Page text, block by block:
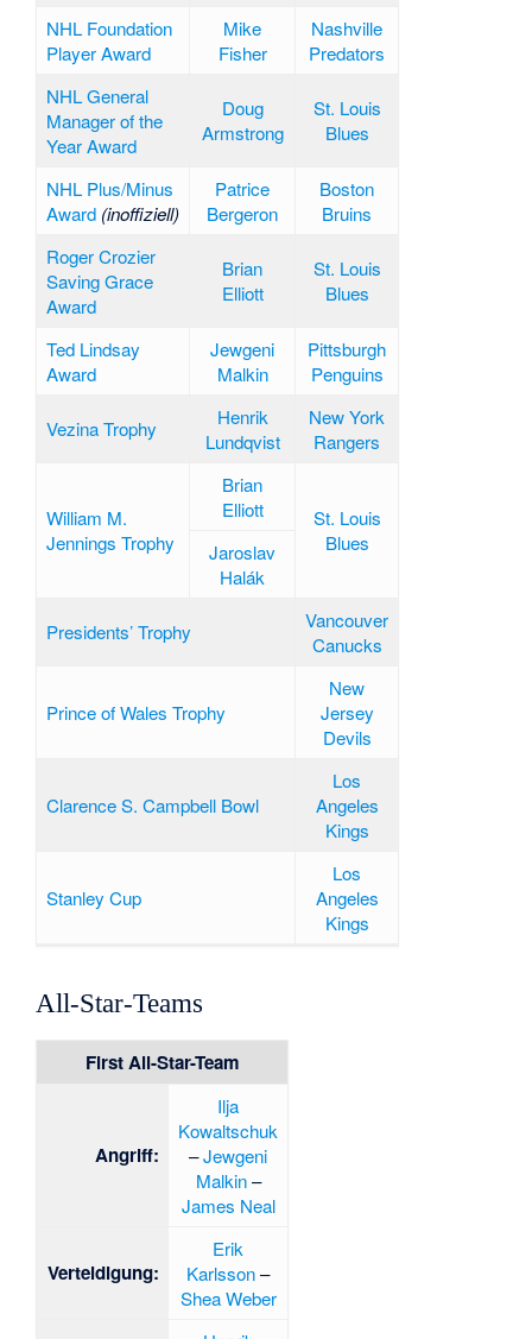
NHL Foundation
Player Award
Mike
Fisher
Nashville
Predators
NHL General
Manager of the
Year Award
Doug
Armstrong
St. Louis
Blues
NHL Plus/Minus
Award (inoffiziell)
Patrice
Bergeron
Boston
Bruins
Roger Crozier
Saving Grace
Award
Brian
Elliott
St. Louis
Blues
Ted Lindsay
Award
Jewgeni
Malkin
Pittsburgh
Penguins
Vezina Trophy
Henrik
Lundqvist
New York
Rangers
William M.
Jennings Trophy
Brian
Elliott
St. Louis
Blues
Jaroslav
Halák
Presidents’ Trophy
Vancouver
Canucks
Prince of Wales Trophy
New
Jersey
Devils
Clarence S. Campbell Bowl
Los
Angeles
Kings
Stanley Cup
Los
Angeles
Kings
All-Star-Teams
First All-Star-Team
Angriff:
Ilja
Kowaltschuk
–Jewgeni
Malkin–
James Neal
Verteidigung:
Erik
Karlsson–
Shea Weber